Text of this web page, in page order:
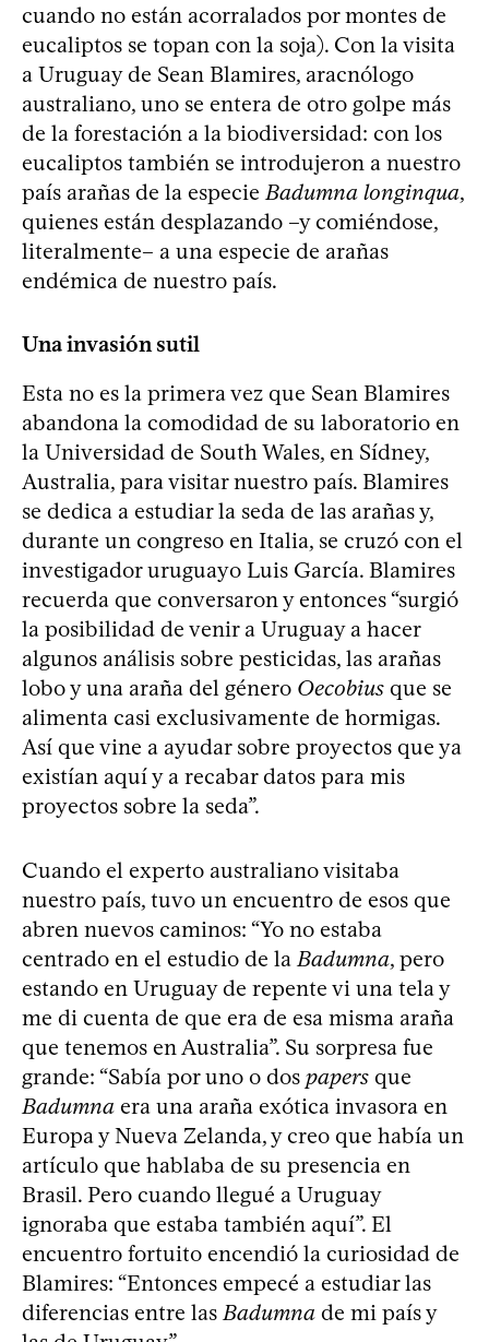
cuando no están acorralados por montes de
eucaliptos se topan con la soja). Con la visita
a Uruguay de Sean Blamires, aracnólogo
australiano, uno se entera de otro golpe más
de la forestación a la biodiversidad: con los
eucaliptos también se introdujeron a nuestro
país arañas de la especie Badumna longinqua,
quienes están desplazando –y comiéndose,
literalmente– a una especie de arañas
endémica de nuestro país.
Una invasión sutil
Esta no es la primera vez que Sean Blamires
abandona la comodidad de su laboratorio en
la Universidad de South Wales, en Sídney,
Australia, para visitar nuestro país. Blamires
se dedica a estudiar la seda de las arañas y,
durante un congreso en Italia, se cruzó con el
investigador uruguayo Luis García. Blamires
recuerda que conversaron y entonces “surgió
la posibilidad de venir a Uruguay a hacer
algunos análisis sobre pesticidas, las arañas
lobo y una araña del género Oecobius que se
alimenta casi exclusivamente de hormigas.
Así que vine a ayudar sobre proyectos que ya
existían aquí y a recabar datos para mis
proyectos sobre la seda”.
Cuando el experto australiano visitaba
nuestro país, tuvo un encuentro de esos que
abren nuevos caminos: “Yo no estaba
centrado en el estudio de la Badumna, pero
estando en Uruguay de repente vi una tela y
me di cuenta de que era de esa misma araña
que tenemos en Australia”. Su sorpresa fue
grande: “Sabía por uno o dos papers que
Badumna era una araña exótica invasora en
Europa y Nueva Zelanda, y creo que había un
artículo que hablaba de su presencia en
Brasil. Pero cuando llegué a Uruguay
ignoraba que estaba también aquí”. El
encuentro fortuito encendió la curiosidad de
Blamires: “Entonces empecé a estudiar las
diferencias entre las Badumna de mi país y